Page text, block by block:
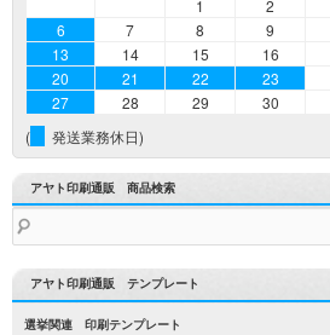
1
2
6
7 8 9
13
14 15 16
20
21 22 23
27
28 29
30
(
発送業務休日)
アヤト印刷通販 商品検索
検
索:
アヤト印刷通販 テンプレート
選挙関連 印刷テンプレート